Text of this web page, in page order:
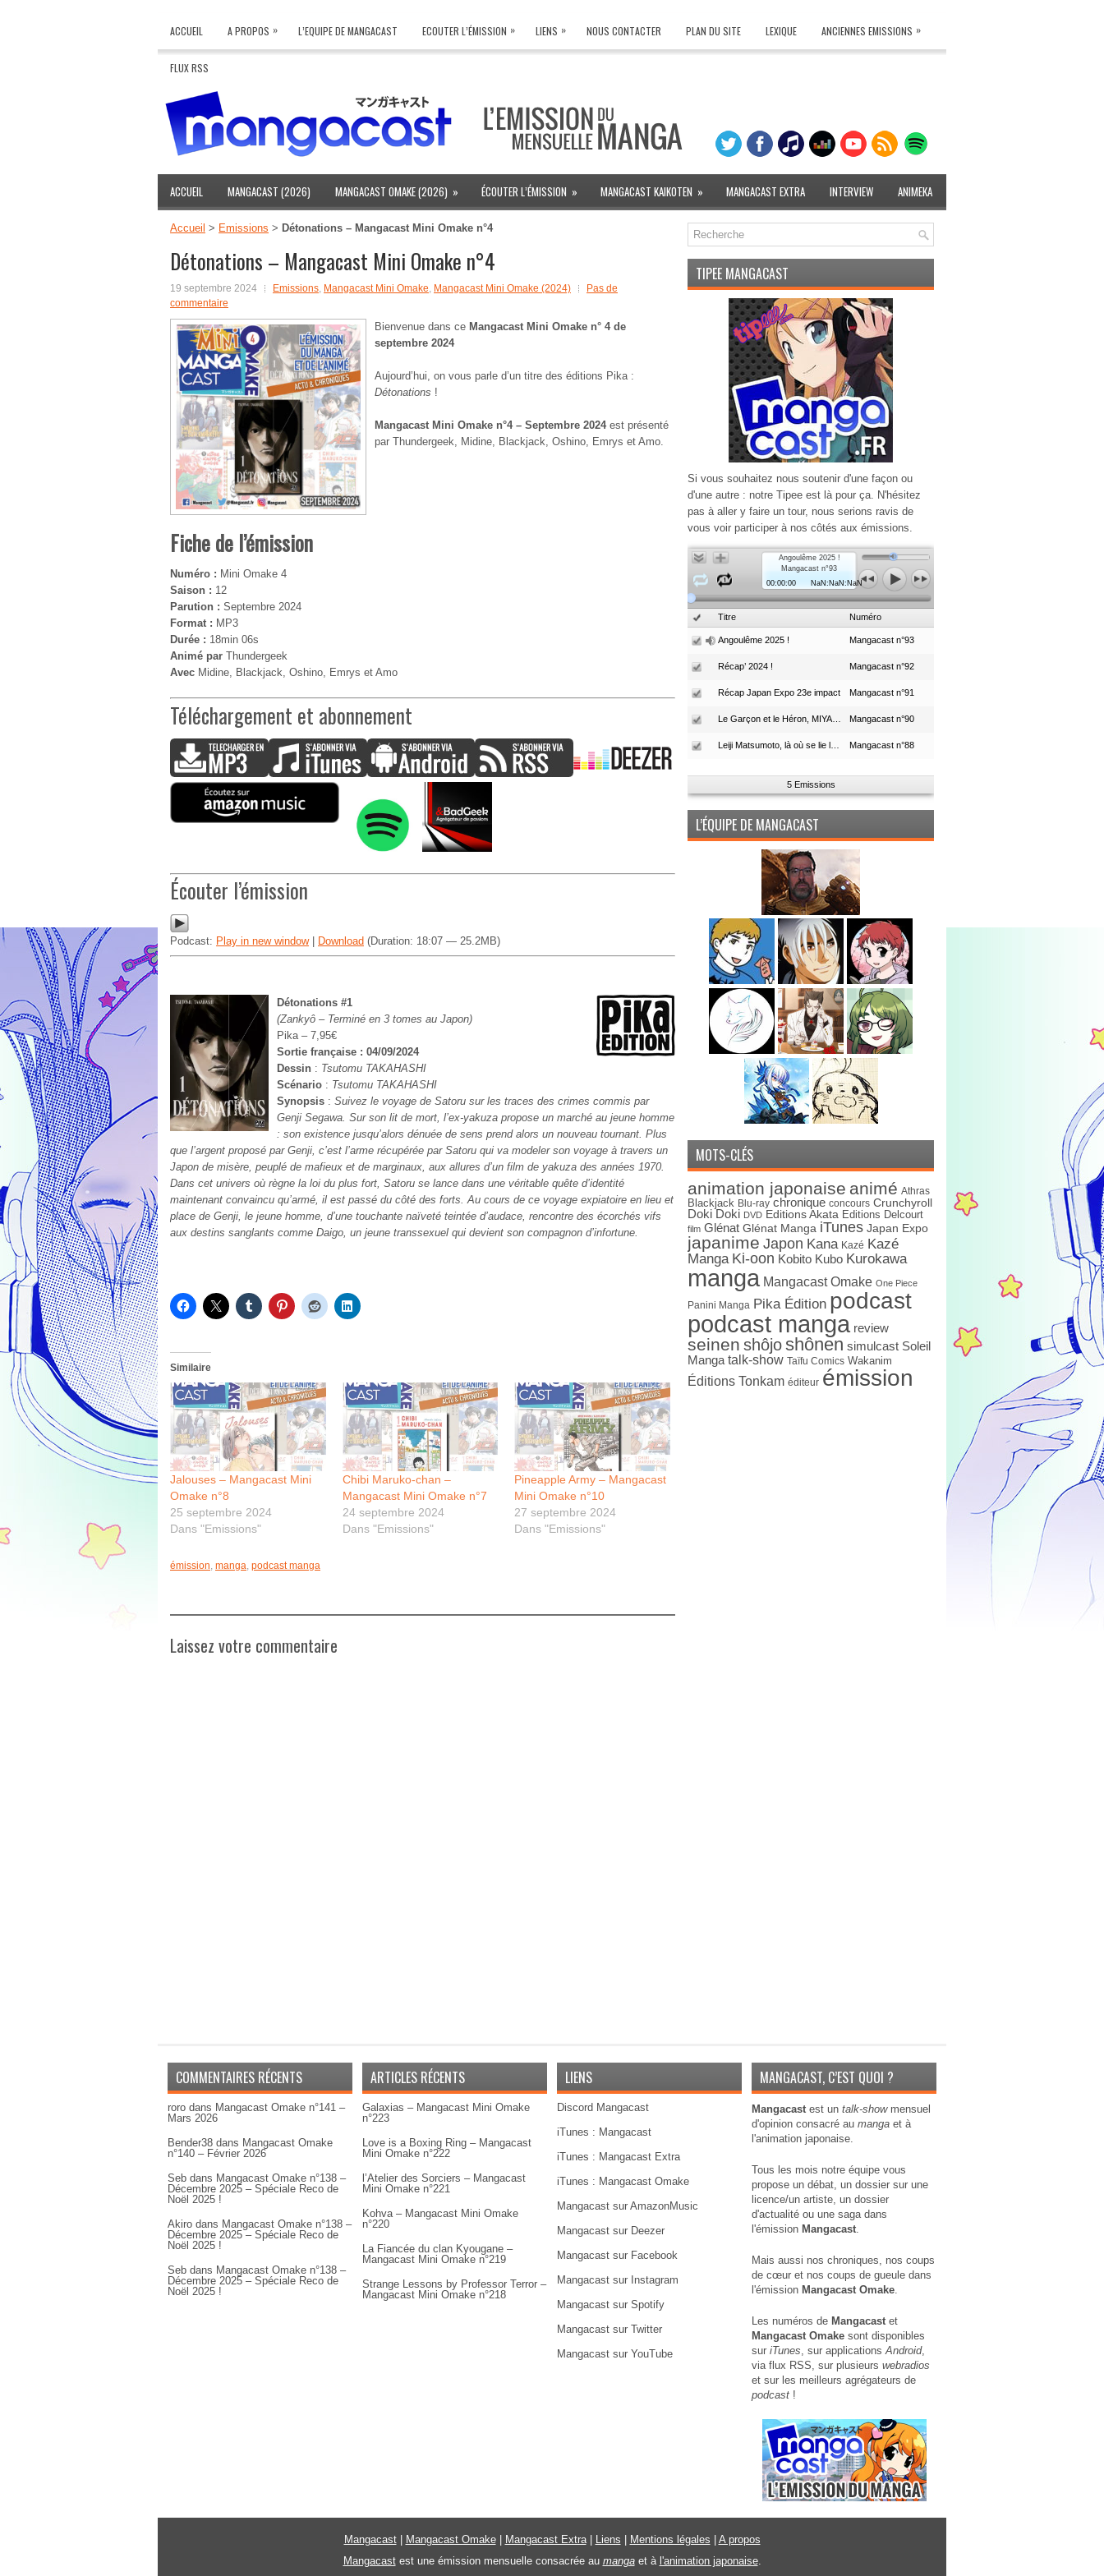
ACCUEIL A PROPOS » L’EQUIPE DE MANGACAST ECOUTER L’ÉMISSION » LIENS » NOUS CONTACTER PLAN DU SITE LEXIQUE ANCIENNES EMISSIONS »
FLUX RSS
ACCUEIL MANGACAST (2026) MANGACAST OMAKE (2026) » ÉCOUTER L’ÉMISSION » MANGACAST KAIKOTEN » MANGACAST EXTRA INTERVIEW ANIMEKA
Accueil > Emissions > Détonations – Mangacast Mini Omake n°4
Détonations – Mangacast Mini Omake n°4
19 septembre 2024 Emissions, Mangacast Mini Omake, Mangacast Mini Omake (2024)
Pas de
commentaire
Bienvenue dans ce Mangacast Mini Omake n° 4 de
septembre 2024
Aujourd’hui, on vous parle d’un titre des éditions Pika :
Détonations !
Mangacast Mini Omake n°4 – Septembre 2024est présenté
par Thundergeek, Midine, Blackjack, Oshino, Emrys et Amo.
Fiche de l’émission
Numéro : Mini Omake 4
Saison : 12
Parution : Septembre 2024
Format : MP3
Durée : 18min 06s
Animé par Thundergeek
Avec Midine, Blackjack, Oshino, Emrys et Amo
Téléchargement et abonnement
Écouter l’émission
Podcast: Play in new window| Download (Duration: 18:07 — 25.2MB)
Détonations #1
(Zankyô – Terminé en 3 tomes au Japon)
Pika – 7,95€
Sortie française : 04/09/2024
Dessin : Tsutomu TAKAHASHI
Scénario : Tsutomu TAKAHASHI
Synopsis : Suivez le voyage de Satoru sur les traces des crimes commis par
Genji Segawa. Sur son lit de mort, l’ex-yakuza propose un marché au jeune homme
: son existence jusqu’alors dénuée de sens prend alors un nouveau tournant. Plus
que l’argent proposé par Genji, c’est l’arme récupérée par Satoru qui va modeler son voyage à travers un
Japon de misère, peuplé de mafieux et de marginaux, aux allures d’un film de yakuza des années 1970.
Dans cet univers où règne la loi du plus fort, Satoru se lance dans une véritable quête d’identité
maintenant convaincu qu’armé, il est passé du côté des forts. Au cours de ce voyage expiatoire en lieu et
place de Genji, le jeune homme, d’une touchante naïveté teintée d’audace, rencontre des écorchés vifs
aux destins sanglants comme Daigo, un jeune transsexuel qui devient son compagnon d’infortune.
Similaire
Jalouses – Mangacast Mini
Omake n°8
25 septembre 2024
Dans "Emissions"
Chibi Maruko-chan –
Mangacast Mini Omake n°7
24 septembre 2024
Dans "Emissions"
Pineapple Army – Mangacast
Mini Omake n°10
27 septembre 2024
Dans "Emissions"
émission, manga, podcast manga
Laissez votre commentaire
TIPEE MANGACAST
Si vous souhaitez nous soutenir d'une façon ou
d'une autre : notre Tipee est là pour ça. N'hésitez
pas à aller y faire un tour, nous serions ravis de
vous voir participer à nos côtés aux émissions.
Angoulême 2025 !
Mangacast n°93
00:00:00
NaN:NaN:NaN
Titre Numéro
Angoulême 2025 ! Mangacast n°93
Récap’ 2024 ! Mangacast n°92
Récap Japan Expo 23e impact Mangacast n°91
Mangacast n°90
Mangacast n°88
5 Emissions
L’ÉQUIPE DE MANGACAST
MOTS-CLÉS
animation japonaise animé Athras
Blackjack Blu-ray chronique concours Crunchyroll
Doki Doki DVD Editions Akata Editions Delcourt
film Glénat Glénat Manga iTunes Japan Expo
japanime Japon Kana Kazé Kazé
Manga Ki-oon Kobito Kubo Kurokawa
manga Mangacast Omake One Piece
Panini Manga Pika Édition podcast
podcast manga review
seinen shôjoshônen simulcast Soleil
Manga talk-show Taïfu Comics Wakanim
Éditions Tonkam éditeur émission
COMMENTAIRES RÉCENTS
roro dans Mangacast Omake n°141 –
Mars 2026
Bender38 dans Mangacast Omake
n°140 – Février 2026
Seb dans Mangacast Omake n°138 –
Décembre 2025 – Spéciale Reco de
Noël 2025 !
Akiro dans Mangacast Omake n°138 –
Décembre 2025 – Spéciale Reco de
Noël 2025 !
Seb dans Mangacast Omake n°138 –
Décembre 2025 – Spéciale Reco de
Noël 2025 !
ARTICLES RÉCENTS
Galaxias – Mangacast Mini Omake
n°223
Love is a Boxing Ring – Mangacast
Mini Omake n°222
l’Atelier des Sorciers – Mangacast
Mini Omake n°221
Kohva – Mangacast Mini Omake
n°220
La Fiancée du clan Kyougane –
Mangacast Mini Omake n°219
Strange Lessons by Professor Terror –
Mangacast Mini Omake n°218
LIENS
Discord Mangacast
iTunes : Mangacast
iTunes : Mangacast Extra
iTunes : Mangacast Omake
Mangacast sur AmazonMusic
Mangacast sur Deezer
Mangacast sur Facebook
Mangacast sur Instagram
Mangacast sur Spotify
Mangacast sur Twitter
Mangacast sur YouTube
MANGACAST, C’EST QUOI ?
Mangacastest un talk-showmensuel
d'opinion consacré au manga et à
l'animation japonaise.
Tous les mois notre équipe vous
propose un débat, un dossier sur une
licence/un artiste, un dossier
d'actualité ou une saga dans
l'émission Mangacast.
Mais aussi nos chroniques, nos coups
de cœur et nos coups de gueule dans
l'émission Mangacast Omake.
Les numéros de Mangacastet
Mangacast Omake sont disponibles
sur iTunes, sur applicationsAndroid,
via flux RSS, sur plusieurs webradios
et sur les meilleurs agrégateurs de
podcast !
Mangacast| Mangacast Omake| Mangacast Extra| Liens Mentions légales
A propos
Mangacastest une émission mensuelle consacrée au mangaet à l'animation japonaise.